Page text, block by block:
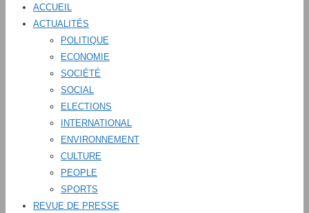
ACCUEIL
ACTUALITÉS
POLITIQUE
ECONOMIE
SOCIÉTÉ
SOCIAL
ELECTIONS
INTERNATIONAL
ENVIRONNEMENT
CULTURE
PEOPLE
SPORTS
REVUE DE PRESSE